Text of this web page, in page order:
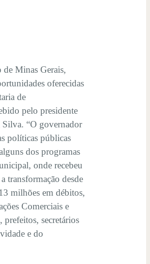
Minas Gerais,
oferecidas
de
pelo presidente
“O governador
políticas públicas
dos programas
onde recebeu
transformação desde
milhões em débitos,
Comerciais e
secretários
e do